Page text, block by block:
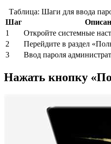
Таблица: Шаги для ввода
Шаг
1
Откройте системные
2
Перейдите в раздел
3
Ввод пароля
Нажать кнопку